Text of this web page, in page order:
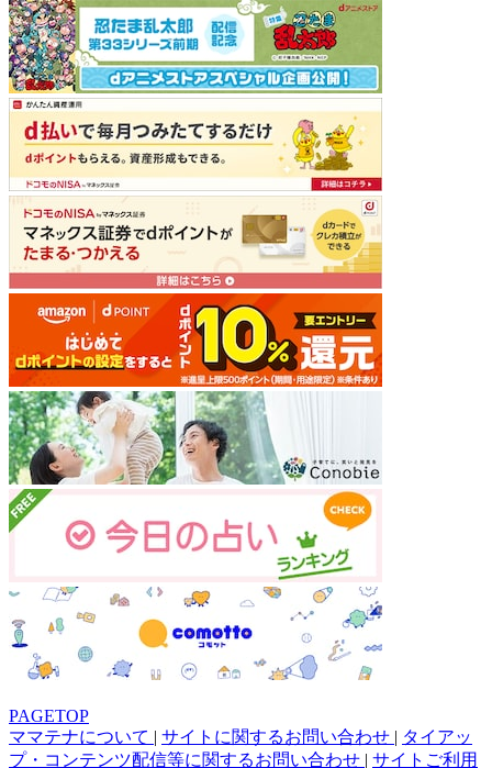
PAGETOP
ママテナについて | サイトに関するお問い合わせ | タイアッ
プ・コンテンツ配信等に関するお問い合わせ | サイトご利用